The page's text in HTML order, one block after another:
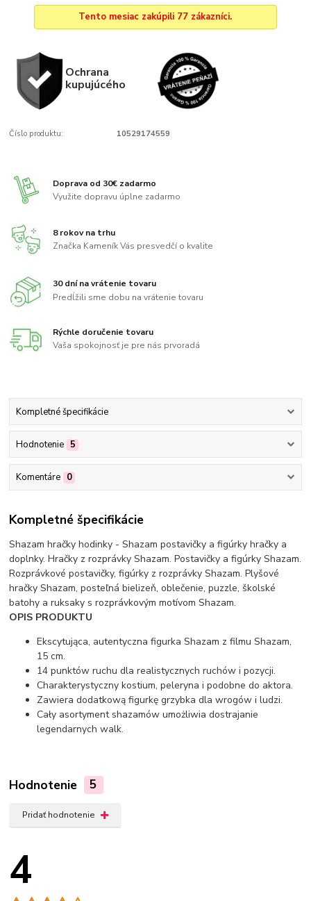
Tento mesiac zakúpili 77 zákazníci.
Ochrana
kupujúcého
Číslo produktu: 10529174559
Doprava od 30€ zadarmo
Využite dopravu úplne zadarmo
8 rokov na trhu
Značka Kameník Vás presvedčí o kvalite
30 dní na vrátenie tovaru
Predĺžili sme dobu na vrátenie tovaru
Rýchle doručenie tovaru
Vaša spokojnosť je pre nás prvoradá
Kompletné špecifikácie
Hodnotenie 5
Komentáre 0
Kompletné špecifikácie
Shazam hračky hodinky - Shazam postavičky a figúrky hračky a
doplnky. Hračky z rozprávky Shazam. Postavičky a figúrky Shazam.
Rozprávkové postavičky, figúrky z rozprávky Shazam. Plyšové
hračky Shazam, posteľná bielizeň, oblečenie, puzzle, školské
batohy a ruksaky s rozprávkovým motívom Shazam.
OPIS PRODUKTU
Ekscytująca, autentyczna figurka Shazam z filmu Shazam,
15 cm.
14 punktów ruchu dla realistycznych ruchów i pozycji.
Charakterystyczny kostium, peleryna i podobne do aktora.
Zawiera dodatkową figurkę grzybka dla wrogów i ludzi.
Cały asortyment shazamów umożliwia dostrajanie
legendarnych walk.
Hodnotenie 5
Pridať hodnotenie
4